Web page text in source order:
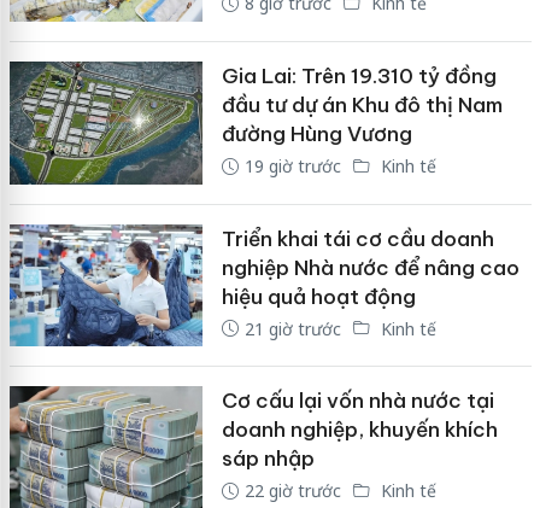
Gia Lai: Trên 19.310 tỷ đồng
đầu tư dự án Khu đô thị Nam
đường Hùng Vương
19 giờ trước Kinh tế
Triển khai tái cơ cầu doanh
nghiệp Nhà nước để nâng cao
hiệu quả hoạt động
21 giờ trước Kinh tế
Cơ cấu lại vốn nhà nước tại
doanh nghiệp, khuyến khích
sáp nhập
22 giờ trước Kinh tế